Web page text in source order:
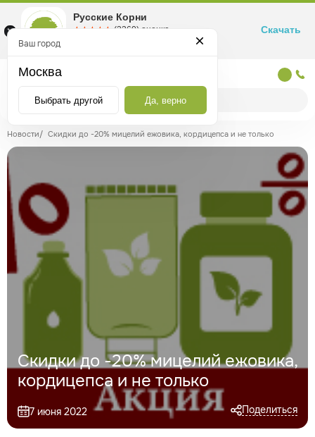
Новости/ Скидки до -20% мицелий ежовика, кордицепса и не только
Скидки до -20% мицелий ежовика,
кордицепса и не только
7 июня 2022 Поделиться
Ваш город
Москва
Выбрать другой Да, верно
Русские Корни
☆☆☆☆☆
★★★★★ (2360) оценка
Маркетплейс товаров для здоровья
Скачать